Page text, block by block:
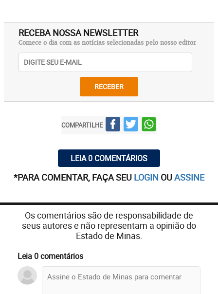
RECEBA NOSSA NEWSLETTER
Comece o dia com as notícias selecionadas pelo nosso editor
RECEBER
COMPARTILHE
LEIA 0 COMENTÁRIOS
*PARA COMENTAR, FAÇA SEU LOGIN OUASSINE
Os comentários são de responsabilidade de
seus autores e não representam a opinião do
Estado de Minas.
Leia 0 comentários